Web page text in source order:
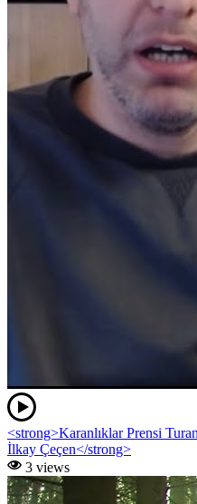
<strong>Karanlıklar Prensi
İlkay Çeçen</strong>
3 views